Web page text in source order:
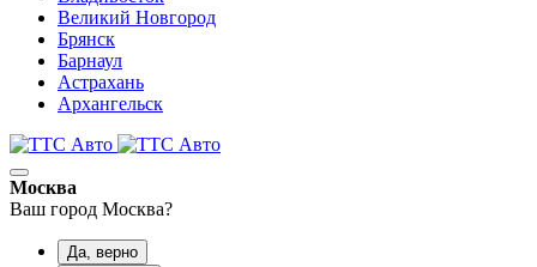
Великий Новгород
Брянск
Барнаул
Астрахань
Архангельск
Москва
Ваш город Москва?
Да, верно